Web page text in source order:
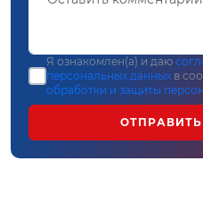
Я ознакомлен(а) и даю
персональных данных в
обработки и защиты